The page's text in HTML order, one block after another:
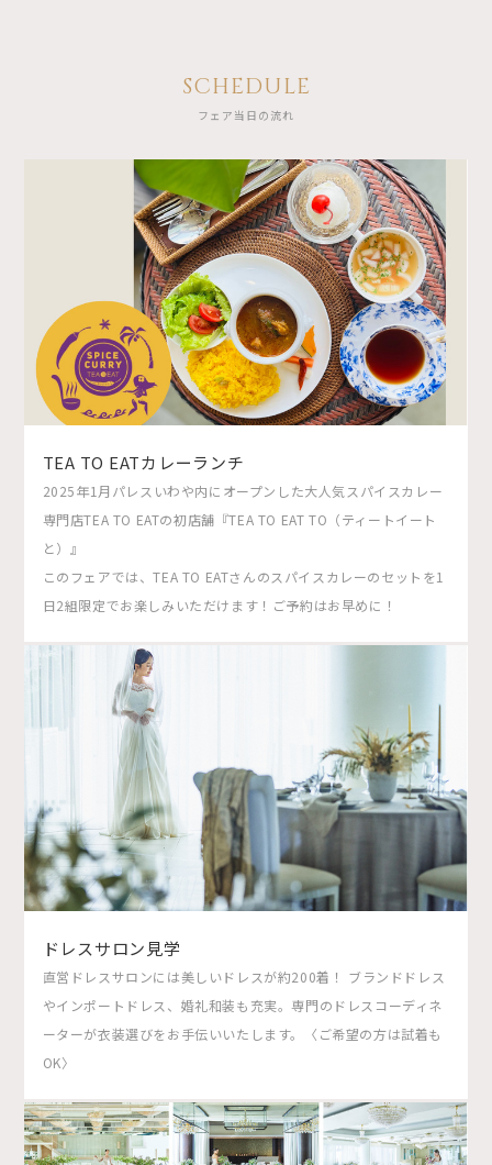
SCHEDULE
フェア当日の流れ
TEA TO EATカレーランチ
2025年1月パレスいわや内にオープンした大人気スパイスカレー
専門店TEA TO EATの初店舗『TEA TO EAT TO（ティートイート
と）』
このフェアでは、TEA TO EATさんのスパイスカレーのセットを1
日2組限定でお楽しみいただけます！ご予約はお早めに！
ドレスサロン見学
直営ドレスサロンには美しいドレスが約200着！ ブランドドレス
やインポートドレス、婚礼和装も充実。専門のドレスコーディネ
ーターが衣装選びをお手伝いいたします。〈ご希望の方は試着も
OK〉